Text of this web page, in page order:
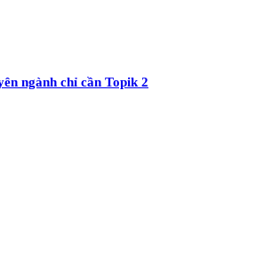
ngành chỉ cần Topik 2